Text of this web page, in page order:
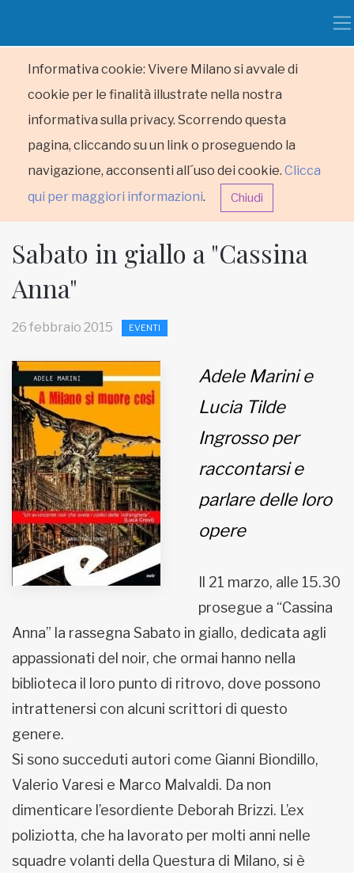
Informativa cookie: Vivere Milano si avvale di
cookie per le finalità illustrate nella nostra
informativa sulla privacy. Scorrendo questa
pagina, cliccando su un link o proseguendo la
navigazione, acconsenti all´uso dei cookie. Clicca
qui per maggiori informazioni. Chiudi
HOME
MUNICIPI
Inviateci le vostre segnalazioni
Iscriviti alla newsletter
www.viveremilano.info
Fondato e diretto da Enzo De
Bernardis
EDB edizioni - Via Brivio angolo C.
Sabato in giallo a "Cassina
Anna"
26 febbraio 2015 EVENTI
Adele Marini e
Lucia Tilde
Ingrosso per
raccontarsi e
parlare delle loro
opere
Il 21 marzo, alle 15.30
prosegue a “Cassina
Anna” la rassegna Sabato in giallo, dedicata agli
appassionati del noir, che ormai hanno nella
biblioteca il loro punto di ritrovo, dove possono
intrattenersi con alcuni scrittori di questo
genere.
Si sono succeduti autori come Gianni Biondillo,
Valerio Varesi e Marco Malvaldi. Da non
dimenticare l’esordiente Deborah Brizzi. L’ex
poliziotta, che ha lavorato per molti anni nelle
squadre volanti della Questura di Milano, si è